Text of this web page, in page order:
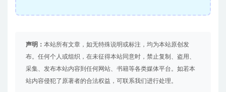
声明： 本站所有文章，如无特殊说明或标注，均为本站原创发
布。任何个人或组织，在未征得本站同意时，禁止复制、盗用、
采集、发布本站内容到任何网站、书籍等各类媒体平台。如若本
站内容侵犯了原著者的合法权益，可联系我们进行处理。